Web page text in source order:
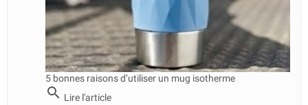
5 bonnes raisons d’utiliser un mug isotherme
search Lire l'article